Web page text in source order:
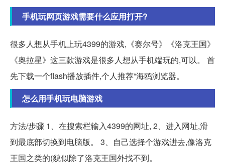
手机玩网页游戏需要什么应用打开?
很多人想从手机上玩4399的游戏,《赛尔号》《洛克王国》
《奥拉星》这三款游戏是很多人想从手机端玩的,可以。 首
先下载一个flash播放插件,个人推荐“海鸥浏览器。
怎么用手机玩电脑游戏
方法/步骤 1、在搜索栏输入4399的网址, 2、进入网址,滑
到最底部切换到电脑版。 3、自己选择个游戏进去,像洛克
王国之类的(貌似除了洛克王国外找不到。